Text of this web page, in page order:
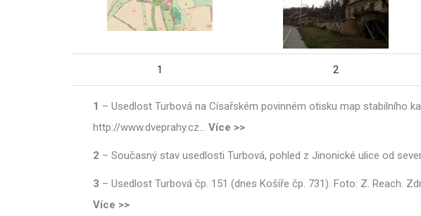
1 2
1 – Usedlost Turbová na Císařském povinném otisku map stabilního
http://www.dveprahy.cz… Více >>
2 – Současný stav usedlosti Turbová, pohled z Jinonické ulice od
3 – Usedlost Turbová čp. 151 (dnes Košíře čp. 731). Foto: Z. Reach.
Více >>